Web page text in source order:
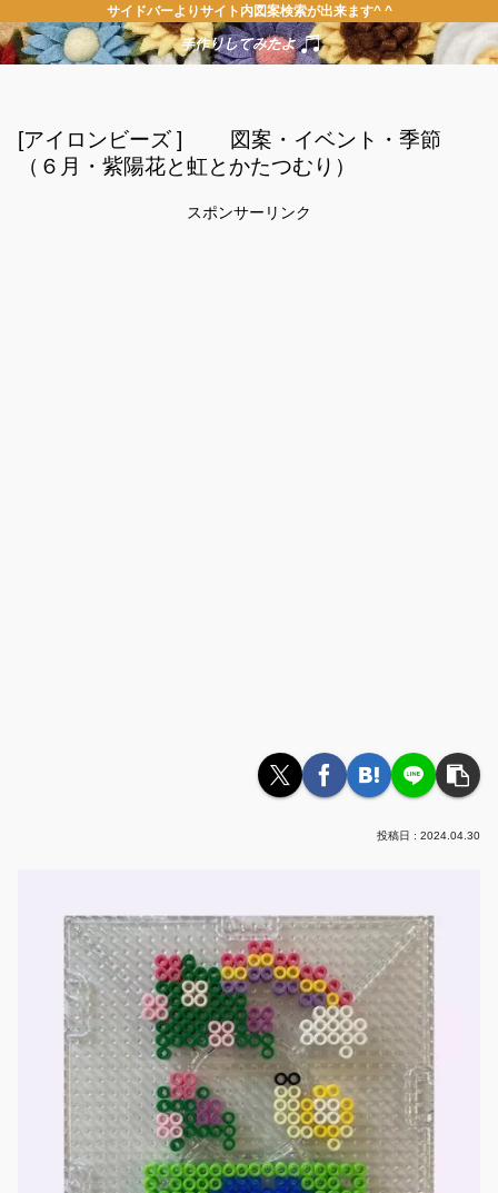
サイドバーよりサイト内図案検索が出来ます^ ^
[アイロンビーズ ] 図案・イベント・季節
（６月・紫陽花と虹とかたつむり）
スポンサーリンク
2024.04.30